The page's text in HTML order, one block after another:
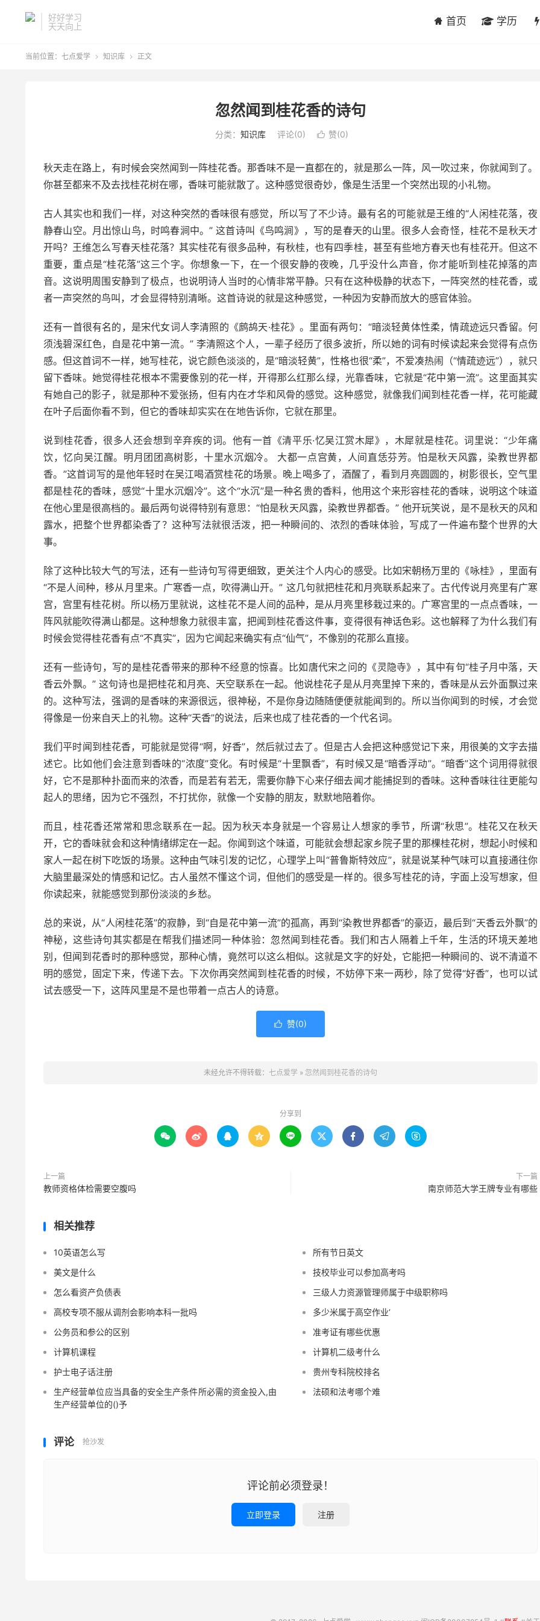
好好学习
天天向上
首页 学历
当前位置： 七点爱学  知识库  正文
忽然闻到桂花香的诗句
分类： 知识库 评论(0)  赞(0)
秋天走在路上，有时候会突然闻到一阵桂花香。那香味不是一直都在的，就是那么一阵，风一吹过来，你就闻到了。
你甚至都来不及去找桂花树在哪，香味可能就散了。这种感觉很奇妙，像是生活里一个突然出现的小礼物。
古人其实也和我们一样，对这种突然的香味很有感觉，所以写了不少诗。最有名的可能就是王维的“人闲桂花落，夜
静春山空。月出惊山鸟，时鸣春涧中。” 这首诗叫《鸟鸣涧》，写的是春天的山里。很多人会奇怪，桂花不是秋天才
开吗？王维怎么写春天桂花落？其实桂花有很多品种，有秋桂，也有四季桂，甚至有些地方春天也有桂花开。但这不
重要，重点是“桂花落”这三个字。你想象一下，在一个很安静的夜晚，几乎没什么声音，你才能听到桂花掉落的声
音。这说明周围安静到了极点，也说明诗人当时的心情非常平静。只有在这种极静的状态下，一阵突然的桂花香，或
者一声突然的鸟叫，才会显得特别清晰。这首诗说的就是这种感觉，一种因为安静而放大的感官体验。
还有一首很有名的，是宋代女词人李清照的《鹧鸪天·桂花》。里面有两句：“暗淡轻黄体性柔，情疏迹远只香留。何
须浅碧深红色，自是花中第一流。” 李清照这个人，一辈子经历了很多波折，所以她的词有时候读起来会觉得有点伤
感。但这首词不一样，她写桂花，说它颜色淡淡的，是“暗淡轻黄”，性格也很“柔”，不爱凑热闹（“情疏迹远”），就只
留下香味。她觉得桂花根本不需要像别的花一样，开得那么红那么绿，光靠香味，它就是“花中第一流”。这里面其实
有她自己的影子，就是那种不爱张扬，但有内在才华和风骨的感觉。这种感觉，就像我们闻到桂花香一样，花可能藏
在叶子后面你看不到，但它的香味却实实在在地告诉你，它就在那里。
说到桂花香，很多人还会想到辛弃疾的词。他有一首《清平乐·忆吴江赏木犀》，木犀就是桂花。词里说：“少年痛
饮，忆向吴江醒。明月团团高树影，十里水沉烟冷。 大都一点宫黄，人间直恁芬芳。怕是秋天风露，染教世界都
香。”这首词写的是他年轻时在吴江喝酒赏桂花的场景。晚上喝多了，酒醒了，看到月亮圆圆的，树影很长，空气里
都是桂花的香味，感觉“十里水沉烟冷”。这个“水沉”是一种名贵的香料，他用这个来形容桂花的香味，说明这个味道
在他心里是很高档的。最后两句说得特别有意思：“怕是秋天风露，染教世界都香。” 他开玩笑说，是不是秋天的风和
露水，把整个世界都染香了？这种写法就很活泼，把一种瞬间的、浓烈的香味体验，写成了一件遍布整个世界的大
事。
除了这种比较大气的写法，还有一些诗句写得更细致，更关注个人内心的感受。比如宋朝杨万里的《咏桂》，里面有
“不是人间种，移从月里来。广寒香一点，吹得满山开。” 这几句就把桂花和月亮联系起来了。古代传说月亮里有广寒
宫，宫里有桂花树。所以杨万里就说，这桂花不是人间的品种，是从月亮里移栽过来的。广寒宫里的一点点香味，一
阵风就能吹得满山都是。这种想象力就很丰富，把闻到桂花香这件事，变得很有神话色彩。这也解释了为什么我们有
时候会觉得桂花香有点“不真实”，因为它闻起来确实有点“仙气”，不像别的花那么直接。
还有一些诗句，写的是桂花香带来的那种不经意的惊喜。比如唐代宋之问的《灵隐寺》，其中有句“桂子月中落，天
香云外飘。” 这句诗也是把桂花和月亮、天空联系在一起。他说桂花子是从月亮里掉下来的，香味是从云外面飘过来
的。这种写法，强调的是香味的来源很远，很神秘，不是你身边随随便便就能闻到的。所以当你闻到的时候，才会觉
得像是一份来自天上的礼物。这种“天香”的说法，后来也成了桂花香的一个代名词。
我们平时闻到桂花香，可能就是觉得“啊，好香”，然后就过去了。但是古人会把这种感觉记下来，用很美的文字去描
述它。比如他们会注意到香味的“浓度”变化。有时候是“十里飘香”，有时候又是“暗香浮动”。“暗香”这个词用得就很
好，它不是那种扑面而来的浓香，而是若有若无，需要你静下心来仔细去闻才能捕捉到的香味。这种香味往往更能勾
起人的思绪，因为它不强烈，不打扰你，就像一个安静的朋友，默默地陪着你。
而且，桂花香还常常和思念联系在一起。因为秋天本身就是一个容易让人想家的季节，所谓“秋思”。桂花又在秋天
开，它的香味就会和这种情绪绑定在一起。你闻到这个味道，可能就会想起家乡院子里的那棵桂花树，想起小时候和
家人一起在树下吃饭的场景。这种由气味引发的记忆，心理学上叫“普鲁斯特效应”，就是说某种气味可以直接通往你
大脑里最深处的情感和记忆。古人虽然不懂这个词，但他们的感受是一样的。很多写桂花的诗，字面上没写想家，但
你读起来，就能感觉到那份淡淡的乡愁。
总的来说，从“人闲桂花落”的寂静，到“自是花中第一流”的孤高，再到“染教世界都香”的豪迈，最后到“天香云外飘”的
神秘，这些诗句其实都是在帮我们描述同一种体验：忽然闻到桂花香。我们和古人隔着上千年，生活的环境天差地
别，但闻到花香时的那种感觉，那种心情，竟然可以这么相似。这就是文字的好处，它能把一种瞬间的、说不清道不
明的感觉，固定下来，传递下去。下次你再突然闻到桂花香的时候，不妨停下来一两秒，除了觉得“好香”，也可以试
试去感受一下，这阵风里是不是也带着一点古人的诗意。
 赞(0)
未经允许不得转载： 七点爱学 » 忽然闻到桂花香的诗句
分享到
        
上一篇
教师资格体检需要空腹吗
下一篇
南京师范大学王牌专业有哪些
相关推荐
10英语怎么写
所有节日英文
美文是什么
技校毕业可以参加高考吗
怎么看资产负债表
三级人力资源管理师属于中级职称吗
高校专项不服从调剂会影响本科一批吗
多少米属于高空作业‘
公务员和参公的区别
准考证有哪些优惠
计算机课程
计算机二级考什么
护士电子话注册
贵州专科院校排名
生产经营单位应当具备的安全生产条件所必需的资金投入,由
生产经营单位的()予
法硕和法考哪个难
评论 抢沙发
评论前必须登录！
立即登录 注册